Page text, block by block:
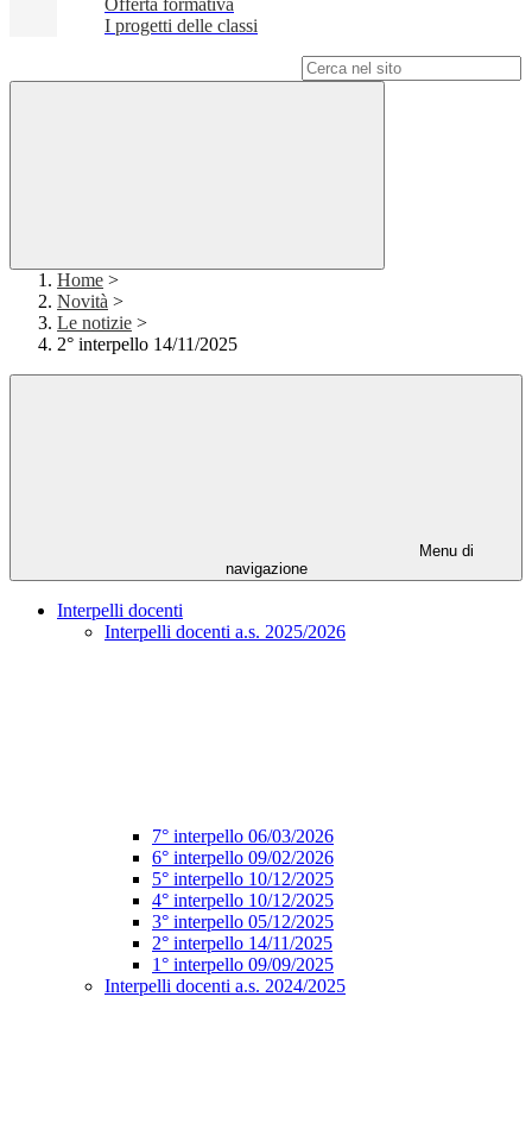
Offerta formativa
I progetti delle classi
Home >
Novità >
Le notizie >
2° interpello 14/11/2025
Menu di
navigazione
Interpelli docenti
Interpelli docenti a.s. 2025/2026
7° interpello 06/03/2026
6° interpello 09/02/2026
5° interpello 10/12/2025
4° interpello 10/12/2025
3° interpello 05/12/2025
2° interpello 14/11/2025
1° interpello 09/09/2025
Interpelli docenti a.s. 2024/2025